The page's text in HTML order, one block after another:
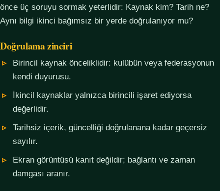
önce üç soruyu sormak yeterlidir: Kaynak kim? Tarih ne?
Aynı bilgi ikinci bağımsız bir yerde doğrulanıyor mu?
Doğrulama zinciri
Birincil kaynak önceliklidir: kulübün veya federasyonun
kendi duyurusu.
İkincil kaynaklar yalnızca birincili işaret ediyorsa
değerlidir.
Tarihsiz içerik, güncelliği doğrulanana kadar geçersiz
sayılır.
Ekran görüntüsü kanıt değildir; bağlantı ve zaman
damgası aranır.